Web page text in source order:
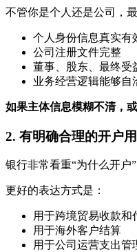
不管你是个人还是公司，
个人身份信息真实有
公司注册文件完整
董事、股东、最终受
业务经营逻辑能够自
如果主体信息模糊不清，
2. 有明确合理的开户
银行非常看重“为什么开户
更好的表达方式是：
用于跨境贸易收款和
用于海外客户结算
用于公司运营支出管